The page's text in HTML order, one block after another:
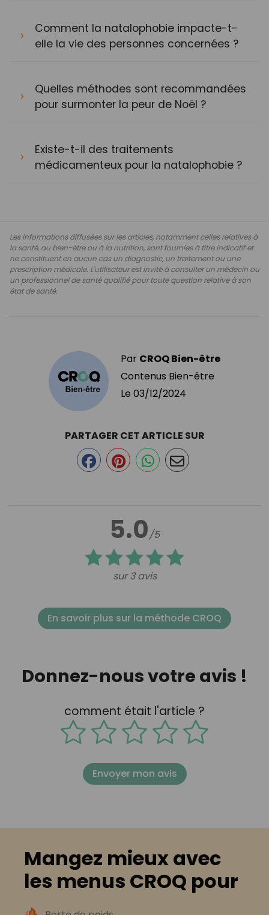
Comment la natalophobie impacte-t-
elle la vie des personnes concernées ?
Quelles méthodes sont recommandées
pour surmonter la peur de Noël ?
Existe-t-il des traitements
médicamenteux pour la natalophobie ?
Les informations diffusées sur les articles, notamment celles relatives à
la santé, au bien-être ou à la nutrition, sont fournies à titre indicatif et
ne constituent en aucun cas un diagnostic, un traitement ou une
prescription médicale. L'utilisateur est invité à consulter un médecin ou
un professionnel de santé qualifié pour toute question relative à son
état de santé.
Par CROQ Bien-être
Contenus Bien-être
Le 03/12/2024
5.0/5
sur 3 avis
PARTAGER CET ARTICLE SUR
En savoir plus sur la méthode CROQ
Donnez-nous votre avis !
comment était l'article ?
Envoyer mon avis
Mangez mieux avec
les menus CROQ pour